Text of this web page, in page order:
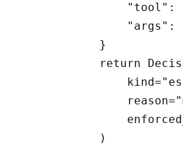
"tool":
"args":
            }
return
            )